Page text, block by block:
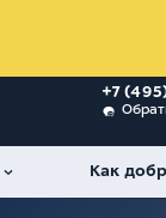
+7
Как